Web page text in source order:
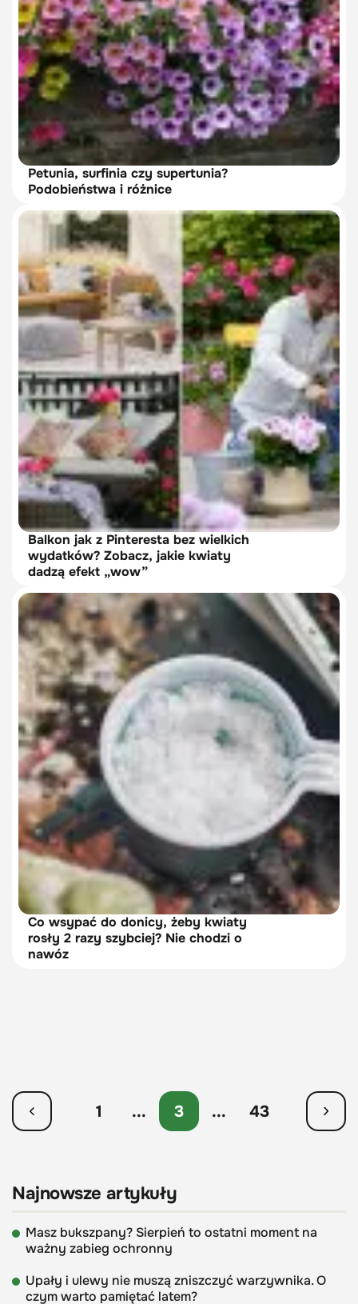
Petunia, surfinia czy supertunia?
Podobieństwa i różnice
Balkon jak z Pinteresta bez wielkich
wydatków? Zobacz, jakie kwiaty
dadzą efekt „wow”
Co wsypać do donicy, żeby kwiaty
rosły 2 razy szybciej? Nie chodzi o
nawóz
1 ... 3 ... 43
Najnowsze artykuły
Masz bukszpany? Sierpień to ostatni moment na
ważny zabieg ochronny
Upały i ulewy nie muszą zniszczyć warzywnika. O
czym warto pamiętać latem?